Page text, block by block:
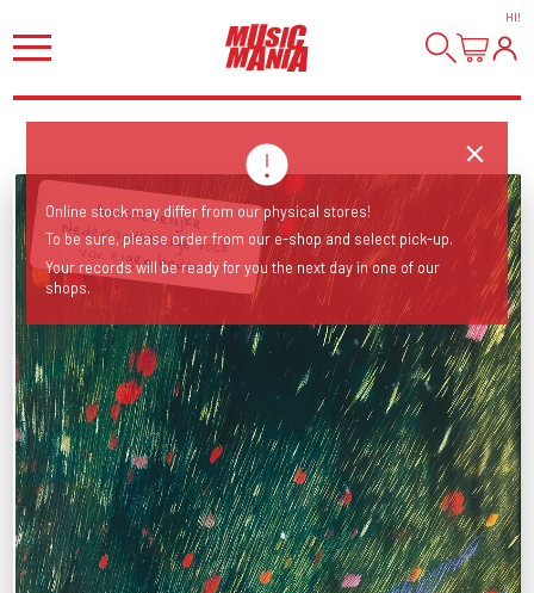
HI!
Aanstekelijke
Nederlandstalige rock
van eigen bodem.
Online stock may differ from our physical stores!
To be sure, please order from our e-shop and select pick-up.
Your records will be ready for you the next day in one of our
shops.